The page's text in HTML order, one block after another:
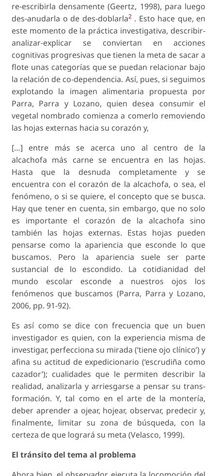
re-escribirla densamente (Geertz, 1998), para luego
des-anudarla o de des-doblarla2. Esto hace que, en
este momento de la práctica investigativa, describir-
analizar-explicar se conviertan en acciones
cognitivas progresivas que tienen la meta de sacar a
flote unas categorías que se puedan relacionar bajo
la relación de co-dependencia. Así, pues, si seguimos
explotando la imagen alimentaria propuesta por
Parra, Parra y Lozano, quien desea consumir el
vegetal nombrado comienza a comerlo removiendo
las hojas externas hacia su corazón y,
[…] entre más se acerca uno al centro de la
alcachofa más carne se encuentra en las hojas.
Hasta que la desnuda completamente y se
encuentra con el corazón de la alcachofa, o sea, el
fenómeno, o si se quiere, el concepto que se busca.
Hay que tener en cuenta, sin embargo, que no solo
es importante el corazón de la alcachofa sino
también las hojas externas. Estas hojas pueden
pensarse como la apariencia que esconde lo que
buscamos. Pero la apariencia suele ser parte
sustancial de lo escondido. La cotidianidad del
mundo escolar esconde a nuestros ojos los
fenómenos que buscamos (Parra, Parra y Lozano,
2006, pp. 91-92).
Es así como se dice con frecuencia que un buen
investigador es quien, con la experiencia misma de
investigar, perfecciona su mirada (‘tiene ojo clínico’) y
afina su actitud de expedicionario (‘escrudiña como
cazador’); cualidades que le permiten describir la
realidad, analizarla y arriesgarse a pensar su trans-
formación. Y, tal como en el arte de la montería,
deber aprender a ojear, hojear, observar, predecir y,
finalmente, limitar su zona de búsqueda, con la
certeza de que logrará su meta (Velasco, 1999).
El tránsito del tema al problema